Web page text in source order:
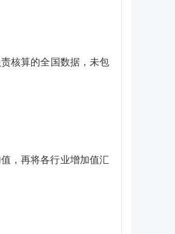
核算的全国数据，未包
，再将各行业增加值汇